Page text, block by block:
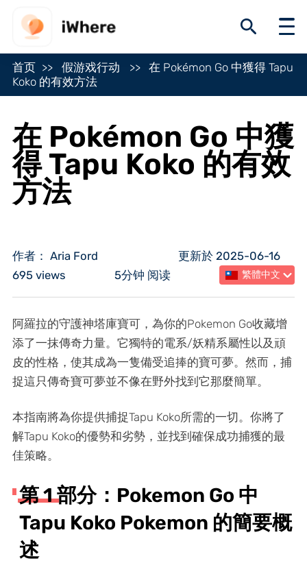
首页 假游戏行动
在 Pokémon Go 中獲得 Tapu
Koko 的有效方法
在 Pokémon Go 中獲
得 Tapu Koko 的有效
方法
作者： Aria Ford
更新於 2025-06-16
695 views
5分钟 阅读 繁體中文
阿羅拉的守護神塔庫寶可，為你的Pokemon Go收藏增
添了一抹傳奇力量。它獨特的電系/妖精系屬性以及頑
皮的性格，使其成為一隻備受追捧的寶可夢。然而，捕
捉這只傳奇寶可夢並不像在野外找到它那麼簡單。
本指南將為你提供捕捉Tapu Koko所需的一切。你將了
解Tapu Koko的優勢和劣勢，並找到確保成功捕獲的最
佳策略。
第 1 部分：Pokemon Go 中
Tapu Koko Pokemon 的簡要概
述